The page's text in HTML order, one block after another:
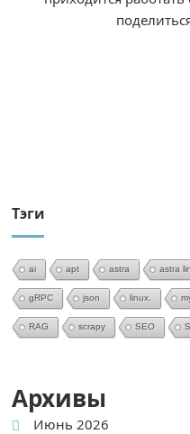
Тэги
ai apt astra astra
gRPC json linux.
RAG scrapy SEO
Архивы
Июнь 2026